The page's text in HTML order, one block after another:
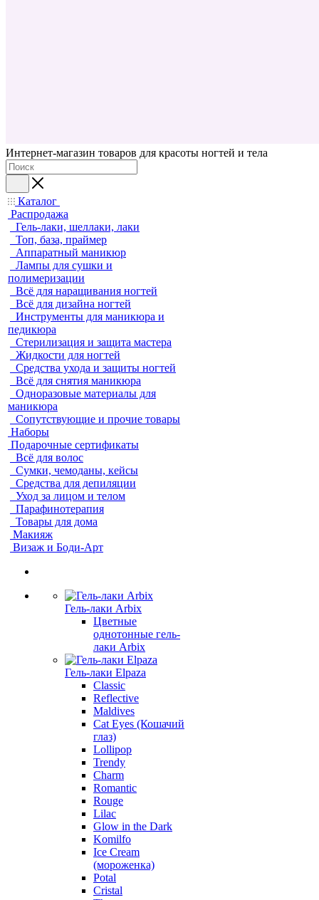
Интернет-магазин товаров для красоты ногтей и тела
Каталог
Распродажа
Гель-лаки, шеллаки, лаки
Топ, база, праймер
Аппаратный маникюр
Лампы для сушки и
полимеризации
Всё для наращивания ногтей
Всё для дизайна ногтей
Инструменты для маникюра и
педикюра
Стерилизация и защита мастера
Жидкости для ногтей
Средства ухода и защиты ногтей
Всё для снятия маникюра
Одноразовые материалы для
маникюра
Сопутствующие и прочие товары
Наборы
Подарочные сертификаты
Всё для волос
Сумки, чемоданы, кейсы
Средства для депиляции
Уход за лицом и телом
Парафинотерапия
Товары для дома
Макияж
Визаж и Боди-Арт
Гель-лаки Arbix
Цветные
однотонные гель-
лаки Arbix
Гель-лаки Elpaza
Classic
Reflective
Maldives
Cat Eyes (Кошачий
глаз)
Lollipop
Trendy
Charm
Romantic
Rouge
Lilac
Glow in the Dark
Komilfo
Ice Cream
(мороженка)
Potal
Cristal